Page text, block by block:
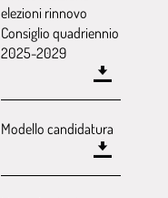
elezioni rinnovo
Consiglio quadriennio
2025-2029
Modello candidatura